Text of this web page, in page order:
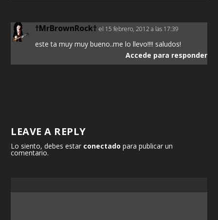
†MrBrownRock† el 15 febrero, 2012 a las 17:39
este ta muy muy bueno..me lo llevo!!!! saludos!
Accede para responder
LEAVE A REPLY
Lo siento, debes estar conectado para publicar un
comentario.